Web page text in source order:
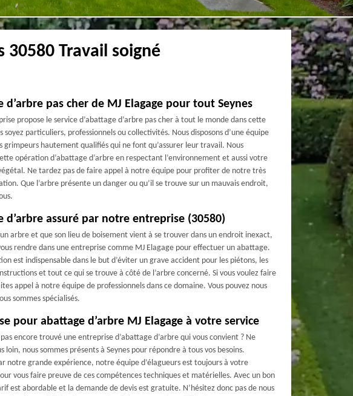
30580 Travail soigné
d’arbre pas cher de MJ Elagage pour tout Seynes
propose le service d’abattage d’arbre pas cher à tout le monde dans cette
soyez particuliers, professionnels ou collectivités. Nous disposons d’une équipe
grimpeurs hautement qualifiés qui ne font qu’assurer leur travail. Nous
opération d’abattage d’arbre en respectant l’environnement et aussi votre
Ne tardez pas de faire appel à notre équipe pour profiter de notre très
Que l’arbre présente un danger ou qu’il se trouve sur un mauvais endroit,
d’arbre assuré par notre entreprise (30580)
un arbre et que son lieu de boisement vient à se trouver dans un endroit inexact,
rendre dans une entreprise comme MJ Elagage pour effectuer un abattage.
est indispensable dans le but d’éviter un grave accident pour les piétons, les
et tout ce qui se trouve à côté de l’arbre concerné. Si vous voulez faire
appel à notre équipe de professionnels dans ce domaine. Vous pouvez nous
sommes spécialisés.
pour abattage d’arbre MJ Elagage à votre service
pas encore trouvé une entreprise d’abattage d’arbre qui vous convient ? Ne
loin, nous sommes présents à Seynes pour répondre à tous vos besoins.
notre grande expérience, notre équipe d’élagueurs est toujours à votre
vous faire preuve de ces compétences techniques et matérielles. Avec un bon
est abordable et la demande de devis est gratuite. N’hésitez donc pas de nous